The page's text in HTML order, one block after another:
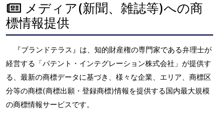
メディア(新聞、雑誌等)への商
標情報提供
『ブランドテラス』は、知的財産権の専門家である弁理士が
経営する「パテント・インテグレーション株式会社」が提供す
る、最新の商標データに基づき、様々な企業、エリア、商標区
分等の商標(商標出願・登録商標)情報を提供する国内最大規模
の商標情報サービスです。